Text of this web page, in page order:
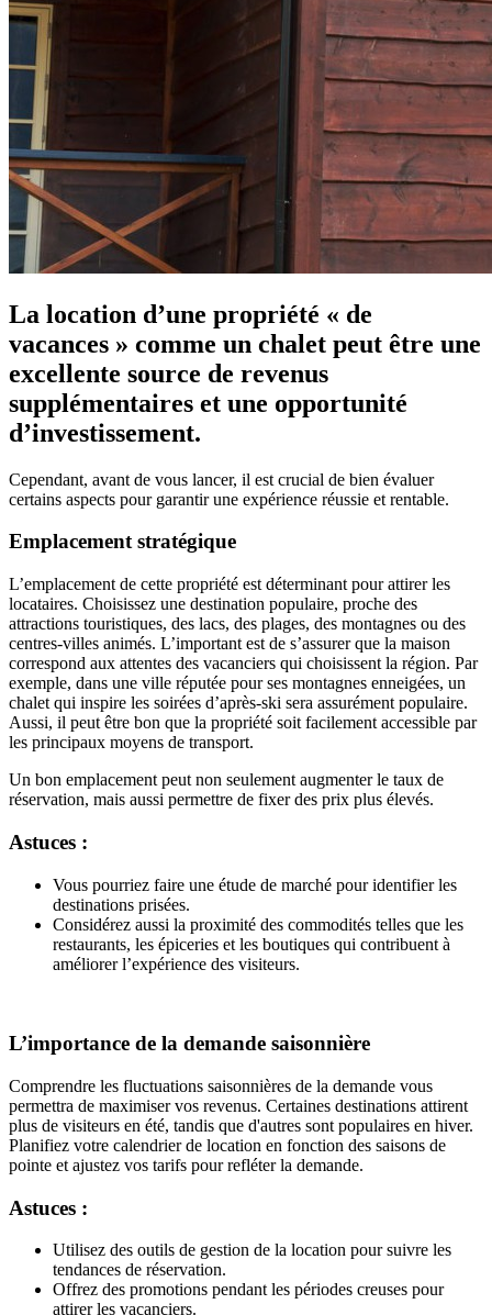
La location d’une propriété « de
vacances » comme un chalet peut être une
excellente source de revenus
supplémentaires et une opportunité
d’investissement.
Cependant, avant de vous lancer, il est crucial de bien évaluer
certains aspects pour garantir une expérience réussie et rentable.
Emplacement stratégique
L’emplacement de cette propriété est déterminant pour attirer les
locataires. Choisissez une destination populaire, proche des
attractions touristiques, des lacs, des plages, des montagnes ou des
centres-villes animés. L’important est de s’assurer que la maison
correspond aux attentes des vacanciers qui choisissent la région. Par
exemple, dans une ville réputée pour ses montagnes enneigées, un
chalet qui inspire les soirées d’après-ski sera assurément populaire.
Aussi, il peut être bon que la propriété soit facilement accessible par
les principaux moyens de transport.
Un bon emplacement peut non seulement augmenter le taux de
réservation, mais aussi permettre de fixer des prix plus élevés.
Astuces :
Vous pourriez faire une étude de marché pour identifier les
destinations prisées.
Considérez aussi la proximité des commodités telles que les
restaurants, les épiceries et les boutiques qui contribuent à
améliorer l’expérience des visiteurs.
L’importance de la demande saisonnière
Comprendre les fluctuations saisonnières de la demande vous
permettra de maximiser vos revenus. Certaines destinations attirent
plus de visiteurs en été, tandis que d'autres sont populaires en hiver.
Planifiez votre calendrier de location en fonction des saisons de
pointe et ajustez vos tarifs pour refléter la demande.
Astuces :
Utilisez des outils de gestion de la location pour suivre les
tendances de réservation.
Offrez des promotions pendant les périodes creuses pour
attirer les vacanciers.